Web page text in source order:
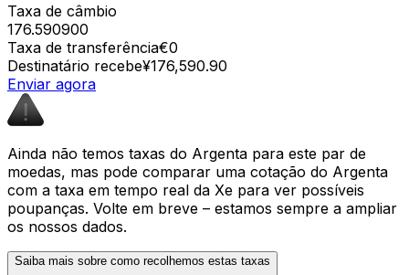
Taxa de câmbio
176.590900
Taxa de transferência€0
Destinatário recebe¥176,590.90
Enviar agora
Ainda não temos taxas do Argenta para este par de
moedas, mas pode comparar uma cotação do Argenta
com a taxa em tempo real da Xe para ver possíveis
poupanças. Volte em breve – estamos sempre a ampliar
os nossos dados.
Saiba mais sobre como recolhemos estas taxas